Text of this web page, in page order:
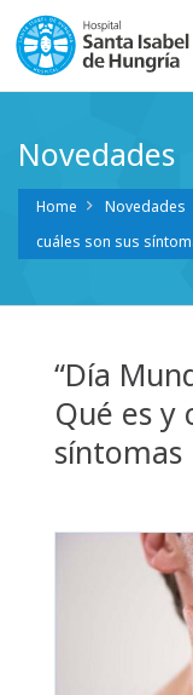
Novedades
Home Novedades
cuáles son sus
“Día
Qué es y
síntomas